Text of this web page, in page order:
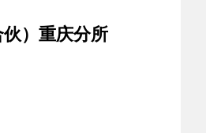
）重庆分所